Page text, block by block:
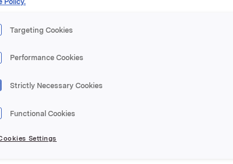
og smaker friskt av gode,
Targeting Cookies
Performance Cookies
Strictly Necessary Cookies
Functional Cookies
Settings